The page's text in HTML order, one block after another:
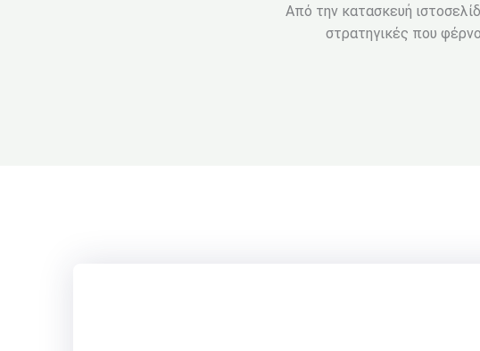
Από την κατασκευή
στρατηγικές που